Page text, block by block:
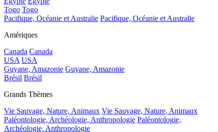
Togo Togo
Pacifique, Océanie et Australie Pacifique, Océanie et Australie
Amériques
Canada Canada
USA USA
Guyane, Amazonie Guyane, Amazonie
Brésil Brésil
Grands Thèmes
Vie Sauvage, Nature, Animaux Vie Sauvage, Nature, Animaux
Paléontologie, Archéologie, Anthropologie Paléontologie,
Archéologie, Anthropologie